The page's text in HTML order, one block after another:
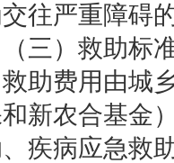
往严重障碍
三）救助标
助费用由城
新农合基金
疾病应急救